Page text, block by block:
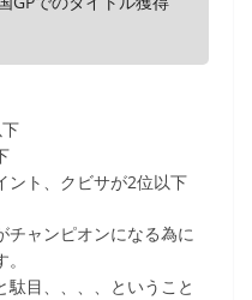
ント、クビサが2位以下
チャンピオンになる為に
目、、、、ということ